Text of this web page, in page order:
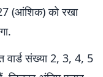
(आंशिक) को रखा
वार्ड संख्या 2, 3, 4, 5